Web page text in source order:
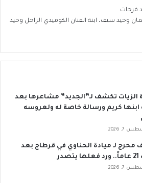
فرحات
وحيد سيف، ابنة الفنان الكوميدي الراحل وحيد
الزيات تكشف لـ”الجديد” مشاعرها بعد
ابنها كريم ورسالة خاصة له ولعروسه
7, 2026
محرج لـ ميادة الحناوي في قرطاج بعد
7, 2026